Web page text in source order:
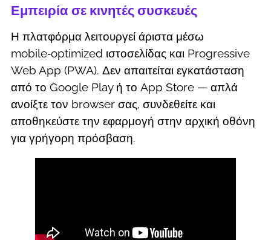
Εμπειρία σε κινητές συσκευές
Η πλατφόρμα λειτουργεί άριστα μέσω
mobile‑optimized ιστοσελίδας και Progressive
Web App (PWA). Δεν απαιτείται εγκατάσταση
από το Google Play ή το App Store — απλά
ανοίξτε τον browser σας, συνδεθείτε και
αποθηκεύστε την εφαρμογή στην αρχική οθόνη
για γρήγορη πρόσβαση.